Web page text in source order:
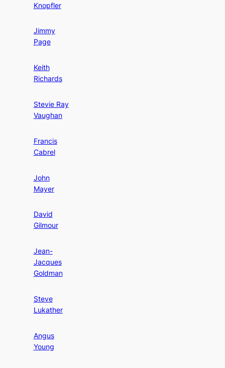
Knopfler
Jimmy
Page
Keith
Richards
Stevie Ray
Vaughan
Francis
Cabrel
John
Mayer
David
Gilmour
Jean-
Jacques
Goldman
Steve
Lukather
Angus
Young